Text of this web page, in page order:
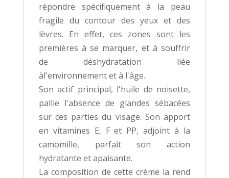
répondre spécifiquement à la peau
fragile du contour des yeux et des
lèvres. En effet, ces zones sont les
premières à se marquer, et à souffrir
de déshydratation liée
àl'environnement et à l'âge.
Son actif principal, l'huile de noisette,
pallie l'absence de glandes sébacées
sur ces parties du visage. Son apport
en vitamines E, F et PP, adjoint à la
camomille, parfait son action
hydratante et apaisante.
La composition de cette crème la rend